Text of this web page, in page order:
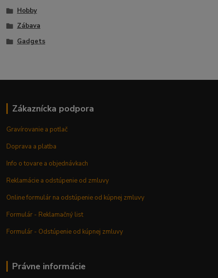
Hobby
Zábava
Gadgets
Zákaznícka podpora
Gravírovanie a potlač
Doprava a platba
Info o tovare a objednávkach
Reklamácie a odstúpenie od zmluvy
Online formulár na odstúpenie od kúpnej zmluvy
Formulár - Reklamačný list
Formulár - Odstúpenie od kúpnej zmluvy
Právne informácie